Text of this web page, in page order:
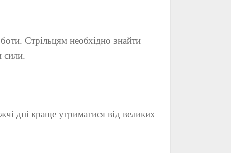
Стрільцям необхідно знайти
сили.
дні краще утриматися від великих